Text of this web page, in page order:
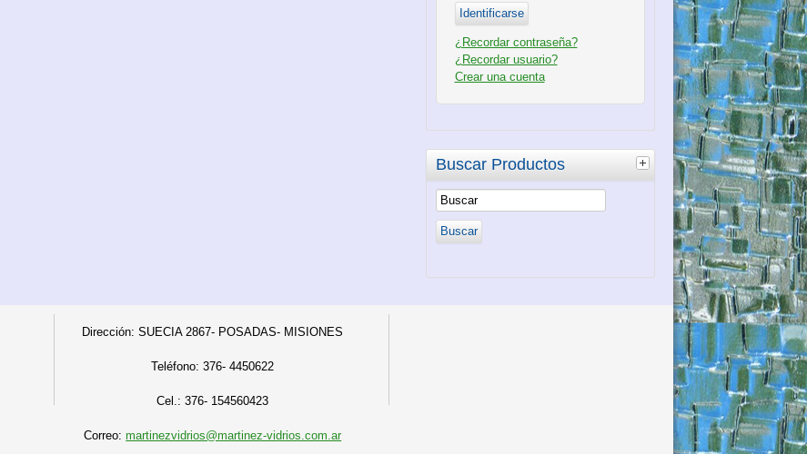
¿Recordar contraseña?
¿Recordar usuario?
Crear una cuenta
Buscar Productos
Dirección: SUECIA 2867- POSADAS- MISIONES
Teléfono: 376- 4450622
Cel.: 376- 154560423
Correo:martinezvidrios@martinez-vidrios.com.ar